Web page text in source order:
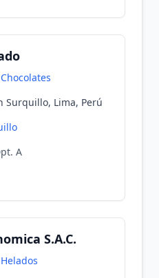
Chocolates
Surquillo, Lima, Perú
A
S.A.C.
Helados